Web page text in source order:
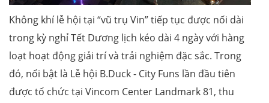
Không khí lễ hội tại “vũ trụ Vin” tiếp tục được nối dài
trong kỳ nghỉ Tết Dương lịch kéo dài 4 ngày với hàng
loạt hoạt động giải trí và trải nghiệm đặc sắc. Trong
đó, nổi bật là Lễ hội B.Duck - City Funs lần đầu tiên
được tổ chức tại Vincom Center Landmark 81, thu